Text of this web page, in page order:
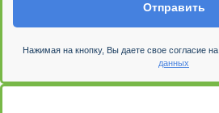
Отправить
Нажимая на кнопку, Вы даете свое согласие на
данных